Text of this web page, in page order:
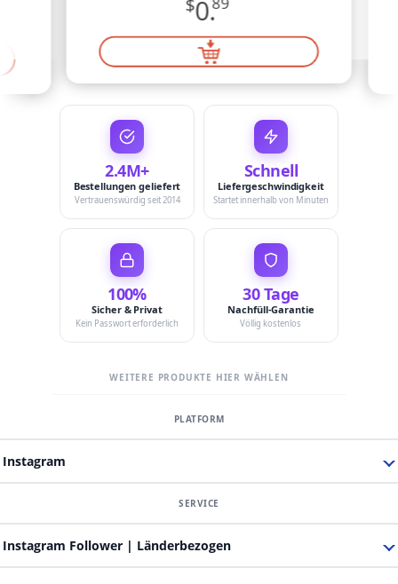
0.
2.4M+
Bestellungen geliefert
Vertrauenswürdig seit 2014
Schnell
Liefergeschwindigkeit
Startet innerhalb von Minuten
100%
Sicher & Privat
Kein Passwort erforderlich
30 Tage
Nachfüll-Garantie
Völlig kostenlos
WEITERE PRODUKTE HIER WÄHLEN
Instagram
Instagram Follower | Länderbezogen